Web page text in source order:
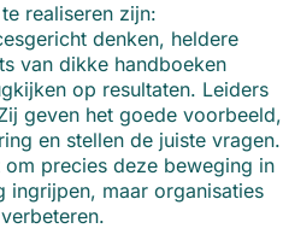
realiseren zijn:
denken, heldere
van dikke handboeken
op resultaten. Leiders
geven het goede voorbeeld,
en stellen de juiste vragen.
precies deze beweging in
ingrijpen, maar organisaties